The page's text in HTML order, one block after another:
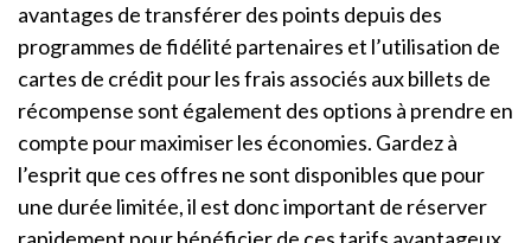
avantages de transférer des points depuis des
programmes de fidélité partenaires et l’utilisation de
cartes de crédit pour les frais associés aux billets de
récompense sont également des options à prendre en
compte pour maximiser les économies. Gardez à
l’esprit que ces offres ne sont disponibles que pour
une durée limitée, il est donc important de réserver